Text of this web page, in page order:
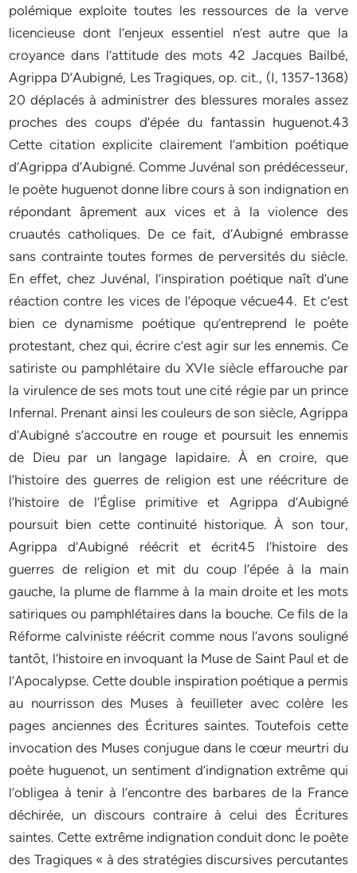
polémique exploite toutes les ressources de la verve
licencieuse dont l’enjeux essentiel n’est autre que la
croyance dans l’attitude des mots 42 Jacques Bailbé,
Agrippa D’Aubigné, Les Tragiques, op. cit., (I, 1357-1368)
20 déplacés à administrer des blessures morales assez
proches des coups d’épée du fantassin huguenot.43
Cette citation explicite clairement l’ambition poétique
d’Agrippa d’Aubigné. Comme Juvénal son prédécesseur,
le poète huguenot donne libre cours à son indignation en
répondant âprement aux vices et à la violence des
cruautés catholiques. De ce fait, d’Aubigné embrasse
sans contrainte toutes formes de perversités du siècle.
En effet, chez Juvénal, l’inspiration poétique naît d’une
réaction contre les vices de l’époque vécue44. Et c’est
bien ce dynamisme poétique qu’entreprend le poète
protestant, chez qui, écrire c’est agir sur les ennemis. Ce
satiriste ou pamphlétaire du XVIe siècle effarouche par
la virulence de ses mots tout une cité régie par un prince
Infernal. Prenant ainsi les couleurs de son siècle, Agrippa
d’Aubigné s’accoutre en rouge et poursuit les ennemis
de Dieu par un langage lapidaire. À en croire, que
l’histoire des guerres de religion est une réécriture de
l’histoire de l’Église primitive et Agrippa d’Aubigné
poursuit bien cette continuité historique. À son tour,
Agrippa d’Aubigné réécrit et écrit45 l’histoire des
guerres de religion et mit du coup l’épée à la main
gauche, la plume de flamme à la main droite et les mots
satiriques ou pamphlétaires dans la bouche. Ce fils de la
Réforme calviniste réécrit comme nous l’avons souligné
tantôt, l’histoire en invoquant la Muse de Saint Paul et de
l’Apocalypse. Cette double inspiration poétique a permis
au nourrisson des Muses à feuilleter avec colère les
pages anciennes des Écritures saintes. Toutefois cette
invocation des Muses conjugue dans le cœur meurtri du
poète huguenot, un sentiment d’indignation extrême qui
l’obligea à tenir à l’encontre des barbares de la France
déchirée, un discours contraire à celui des Écritures
saintes. Cette extrême indignation conduit donc le poète
des Tragiques « à des stratégies discursives percutantes